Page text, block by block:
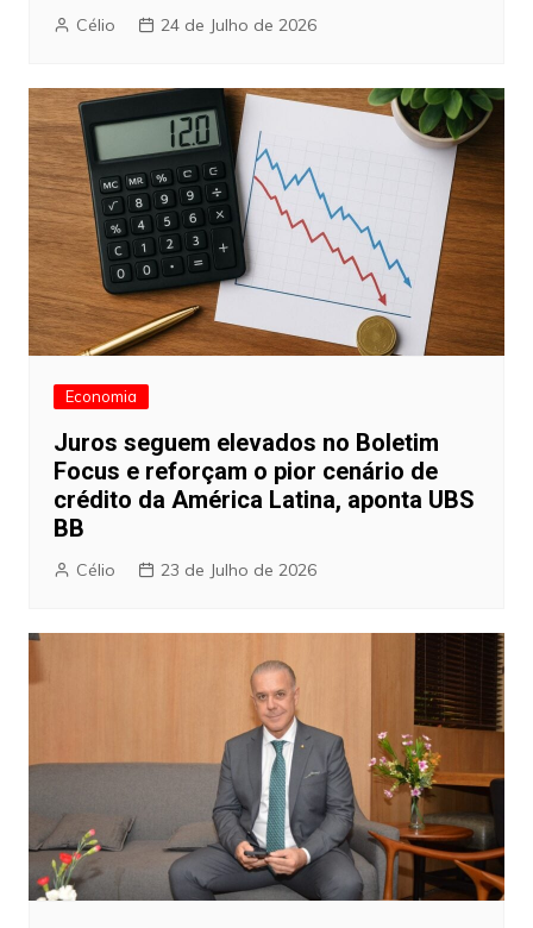
Célio 24 de Julho de 2026
Economia
Juros seguem elevados no Boletim
Focus e reforçam o pior cenário de
crédito da América Latina, aponta UBS
BB
Célio 23 de Julho de 2026